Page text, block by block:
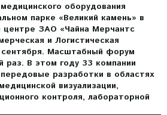
оборудования
парке «Великий камень» в
центре ЗАО «Чайна Мерчантс
и Логистическая
Масштабный форум
раз. В этом году 33 компании
разработки в областях
визуализации,
контроля, лабораторной